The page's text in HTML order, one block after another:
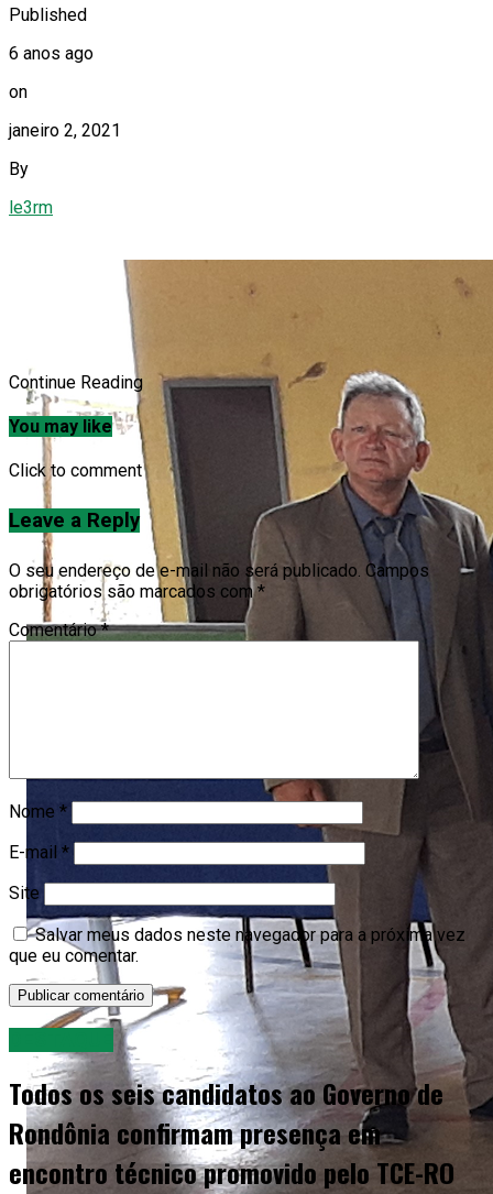
Published
6 anos ago
on
janeiro 2, 2021
By
le3rm
Continue Reading
You may like
Click to comment
Leave a Reply
O seu endereço de e-mail não será publicado. Campos
obrigatórios são marcados com*
Comentário*
Nome *
E-mail *
Site
Salvar meus dados neste navegador para a próxima vez
que eu comentar.
Todos os seis candidatos ao Governo de
Rondônia confirmam presença em
encontro técnico promovido pelo TCE-RO